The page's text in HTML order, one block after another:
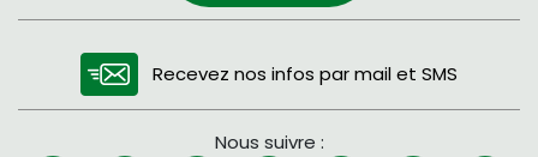
Recevez nos infos par mail et SMS
Nous suivre :